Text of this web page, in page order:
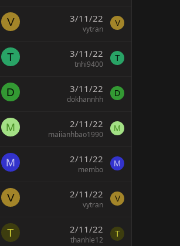
V 3/11/22
vytran
V
T 3/11/22
tnhi9400
T
D 3/11/22
dokhannhh
D
M 2/11/22
maiianhbao1990
M
M 2/11/22
membo
M
V 2/11/22
vytran
V
T 2/11/22
thanhle12
T